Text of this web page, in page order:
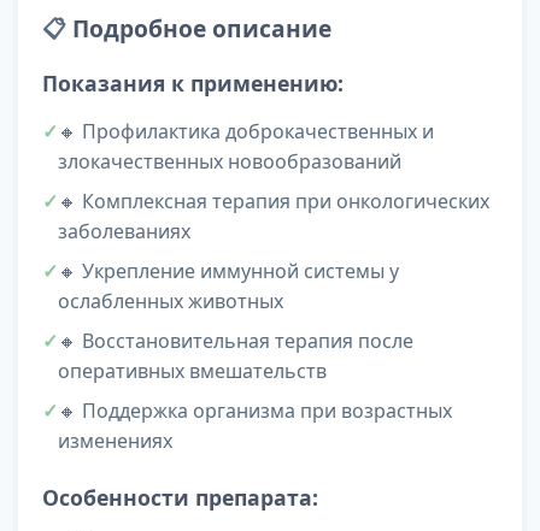
📋 Подробное описание
Показания к применению:
🔸 Профилактика доброкачественных и
злокачественных новообразований
🔸 Комплексная терапия при онкологических
заболеваниях
🔸 Укрепление иммунной системы у
ослабленных животных
🔸 Восстановительная терапия после
оперативных вмешательств
🔸 Поддержка организма при возрастных
изменениях
Особенности препарата: